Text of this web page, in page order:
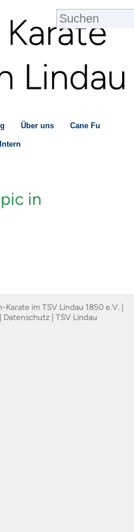
Über uns Cane Fu
Intern
in
im TSV Lindau 1850 e.V. |
Datenschutz
TSV Lindau